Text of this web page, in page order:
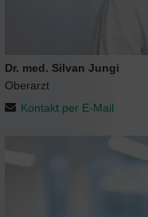
Dr. med. Silvan Jungi
Oberarzt
Kontakt per E-Mail